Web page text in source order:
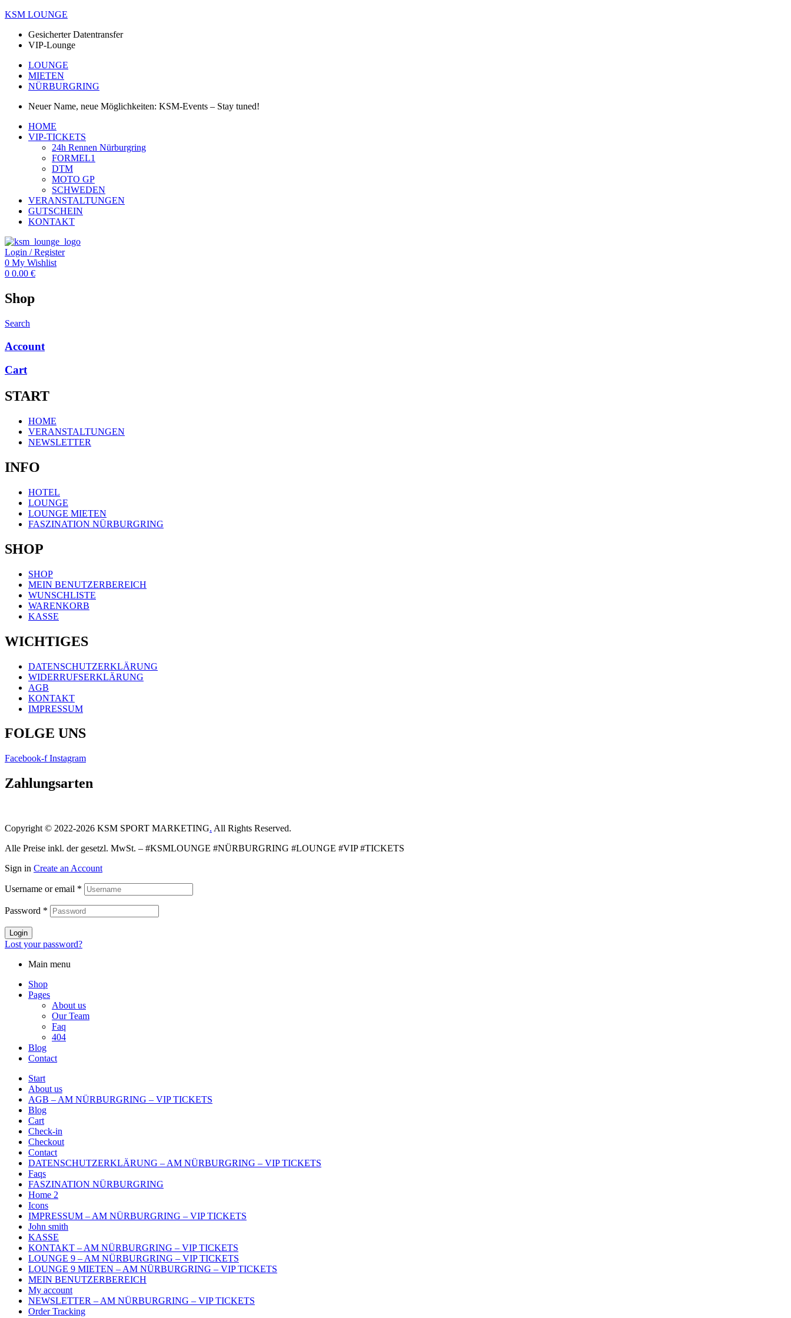
KSM LOUNGE
Gesicherter Datentransfer
VIP-Lounge
LOUNGE
MIETEN
NÜRBURGRING
Neuer Name, neue Möglichkeiten: KSM-Events – Stay tuned!
Menü
HOME
VIP-TICKETS
24h Rennen Nürburgring
FORMEL1
DTM
MOTO GP
SCHWEDEN
VERANSTALTUNGEN
GUTSCHEIN
KONTAKT
Login / Register
0 My Wishlist
0 0.00 €
Shop
Search
Account
Cart
START
Menü
HOME
VERANSTALTUNGEN
NEWSLETTER
INFO
Menü
HOTEL
LOUNGE
LOUNGE MIETEN
FASZINATION NÜRBURGRING
SHOP
Menü
SHOP
MEIN BENUTZERBEREICH
WUNSCHLISTE
WARENKORB
KASSE
WICHTIGES
Menü
DATENSCHUTZERKLÄRUNG
WIDERRUFSERKLÄRUNG
AGB
KONTAKT
IMPRESSUM
FOLGE UNS
Facebook-f Instagram
Zahlungsarten
Copyright © 2022-2026 KSM SPORT MARKETING. All Rights Reserved.
Alle Preise inkl. der gesetzl. MwSt. – #KSMLOUNGE #NÜRBURGRING #LOUNGE #VIP #TICKETS
Sign in Create an Account
Username or email *
Password *
Login
Lost your password?
Main menu
Shop
Pages
About us
Our Team
Faq
404
Blog
Contact
Start
About us
AGB – AM NÜRBURGRING – VIP TICKETS
Blog
Cart
Check-in
Checkout
Contact
DATENSCHUTZERKLÄRUNG – AM NÜRBURGRING – VIP TICKETS
Faqs
FASZINATION NÜRBURGRING
Home 2
Icons
IMPRESSUM – AM NÜRBURGRING – VIP TICKETS
John smith
KASSE
KONTAKT – AM NÜRBURGRING – VIP TICKETS
LOUNGE 9 – AM NÜRBURGRING – VIP TICKETS
LOUNGE 9 MIETEN – AM NÜRBURGRING – VIP TICKETS
MEIN BENUTZERBEREICH
My account
NEWSLETTER – AM NÜRBURGRING – VIP TICKETS
Order Tracking